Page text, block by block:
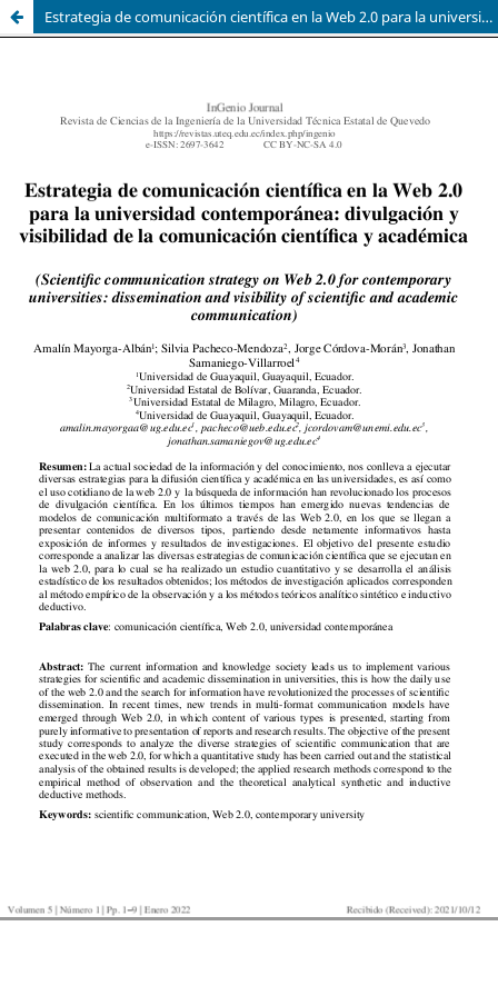
Estrategia de comunicación científica en la Web 2.0 para la universidad contemporánea: divulgación y visibilidad de la comunicación científica y académica